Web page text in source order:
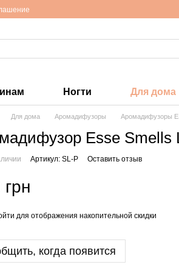
Ногти Для дома
Для дома Аромадифузоры Аромадифузоры
Esse Smells
Артикул: SL-P Оставить отзыв
для отображения накопительной скидки
когда появится